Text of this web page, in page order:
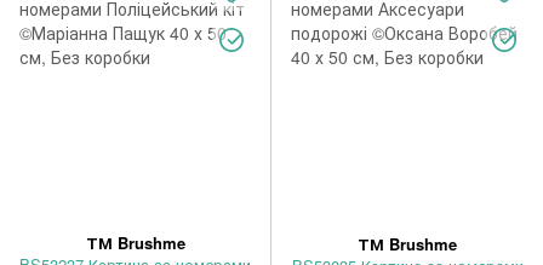
ТМ Brushme
ТМ Brushme